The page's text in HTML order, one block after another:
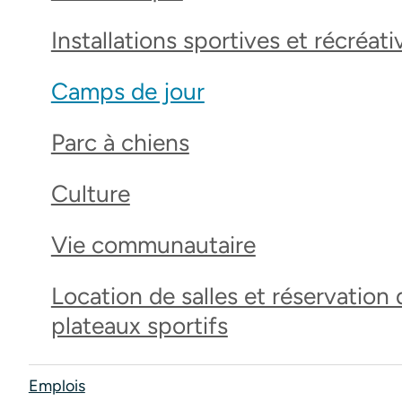
Installations sportives et
Camps de jour
Parc à chiens
Culture
Vie communautaire
Location de salles et réservation
plateaux sportifs
Emplois